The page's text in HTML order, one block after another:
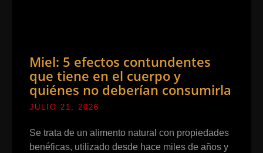
Miel: 5 efectos contundentes
que tiene en el cuerpo y
quiénes no deberían consumirla
JULIO 21, 2026
Se trata de un alimento natural con propiedades
benéficas, utilizado desde hace miles de años y